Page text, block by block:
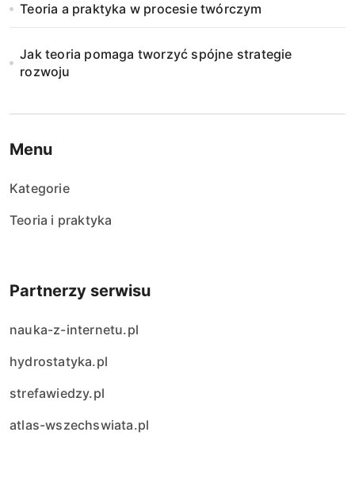
Teoria a praktyka w procesie twórczym
Jak teoria pomaga tworzyć spójne strategie
rozwoju
Menu
Kategorie
Teoria i praktyka
Partnerzy serwisu
nauka-z-internetu.pl
hydrostatyka.pl
strefawiedzy.pl
atlas-wszechswiata.pl